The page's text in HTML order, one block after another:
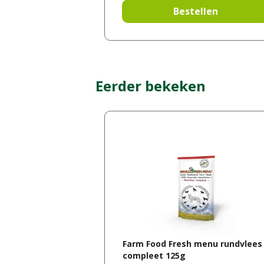
Bestellen
Eerder bekeken
Farm Food Fresh menu rundvlees
compleet 125g